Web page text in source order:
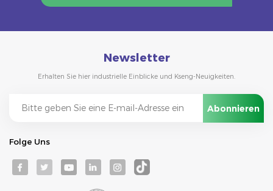
Newsletter
Erhalten Sie hier industrielle Einblicke und Kseng-Neuigkeiten.
Folge Uns